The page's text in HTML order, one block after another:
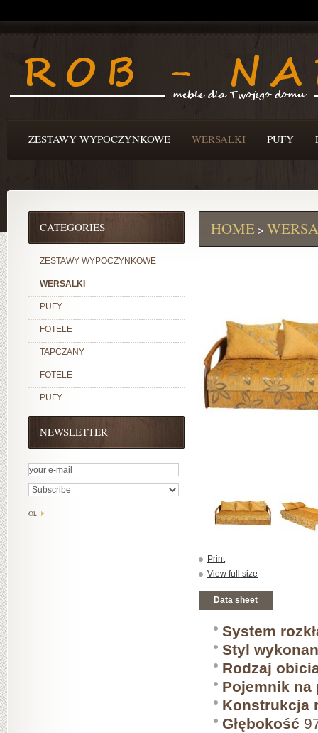
ZESTAWY WYPOCZYNKOWE WERSALKI PUFY
CATEGORIES
ZESTAWY WYPOCZYNKOWE
WERSALKI
PUFY
FOTELE
TAPCZANY
FOTELE
PUFY
NEWSLETTER
HOME >
Print
View full size
Data sheet
System
Styl
Rodzaj
Pojemnik na
Konstrukcja
Głębokość